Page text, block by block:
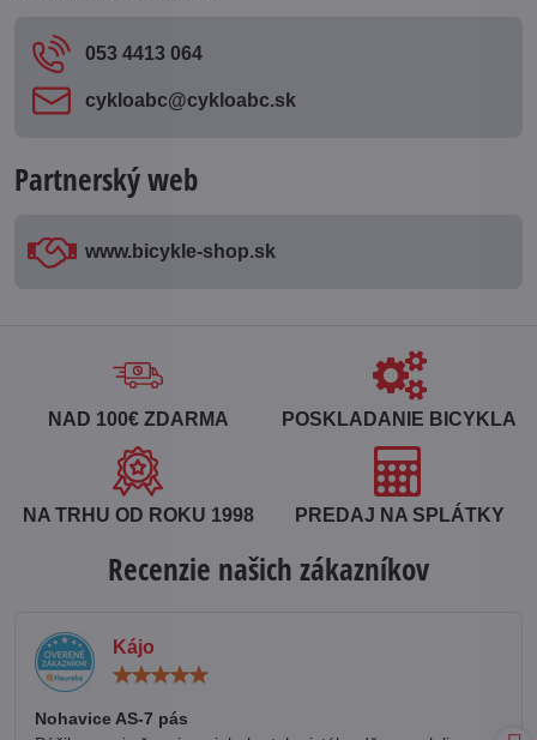
053 4413 064
cykloabc​@cykloabc​.sk
Partnerský web
www​.bicykle-shop​.sk
NAD 100€ ZDARMA POSKLADANIE BICYKLA
NA TRHU OD ROKU 1998 PREDAJ NA SPLÁTKY
Recenzie našich zákazníkov
Kájo
Nohavice AS-7 pás